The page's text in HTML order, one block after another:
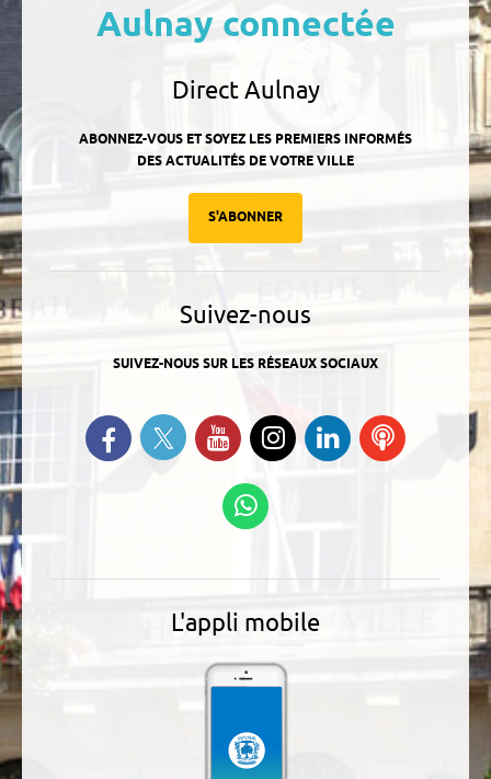
Aulnay connectée
Direct Aulnay
ABONNEZ-VOUS ET SOYEZ LES PREMIERS INFORMÉS
DES ACTUALITÉS DE VOTRE VILLE
S'ABONNER
Suivez-nous
SUIVEZ-NOUS SUR LES RÉSEAUX SOCIAUX
Retrouvez-nous sur Facebook
Suivez-nous sur Twitter
Suivez-nous sur YouTube
Suivez-nous sur
Instagram
Retrouvez-
nous sur
Ecoutez
L'appli mobile